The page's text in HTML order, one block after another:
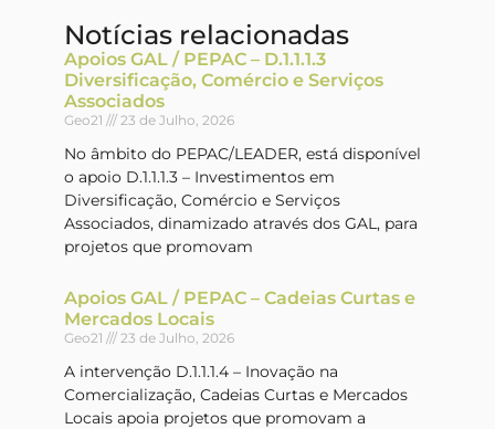
Notícias relacionadas
Apoios GAL / PEPAC – D.1.1.1.3
Diversificação, Comércio e Serviços
Associados
Geo21 23 de Julho, 2026
No âmbito do PEPAC/LEADER, está disponível
o apoio D.1.1.1.3 – Investimentos em
Diversificação, Comércio e Serviços
Associados, dinamizado através dos GAL, para
projetos que promovam
Apoios GAL / PEPAC – Cadeias Curtas e
Mercados Locais
Geo21 23 de Julho, 2026
A intervenção D.1.1.1.4 – Inovação na
Comercialização, Cadeias Curtas e Mercados
Locais apoia projetos que promovam a